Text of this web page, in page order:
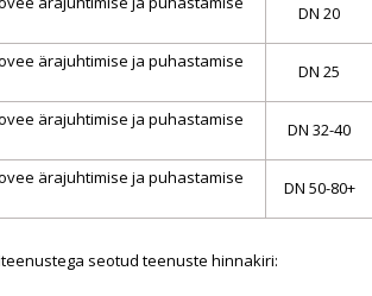
DN 20
ärajuhtimise ja puhastamise
DN 25
ärajuhtimise ja puhastamise
DN 32-40
ärajuhtimise ja puhastamise
DN 50-80+
seotud teenuste hinnakiri: